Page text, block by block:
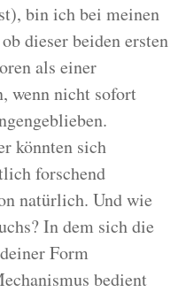
bin ich bei meinen
dieser beiden ersten
als einer
wenn nicht sofort
könnten sich
forschend
natürlich. Und wie
In dem sich die
Form
bedient